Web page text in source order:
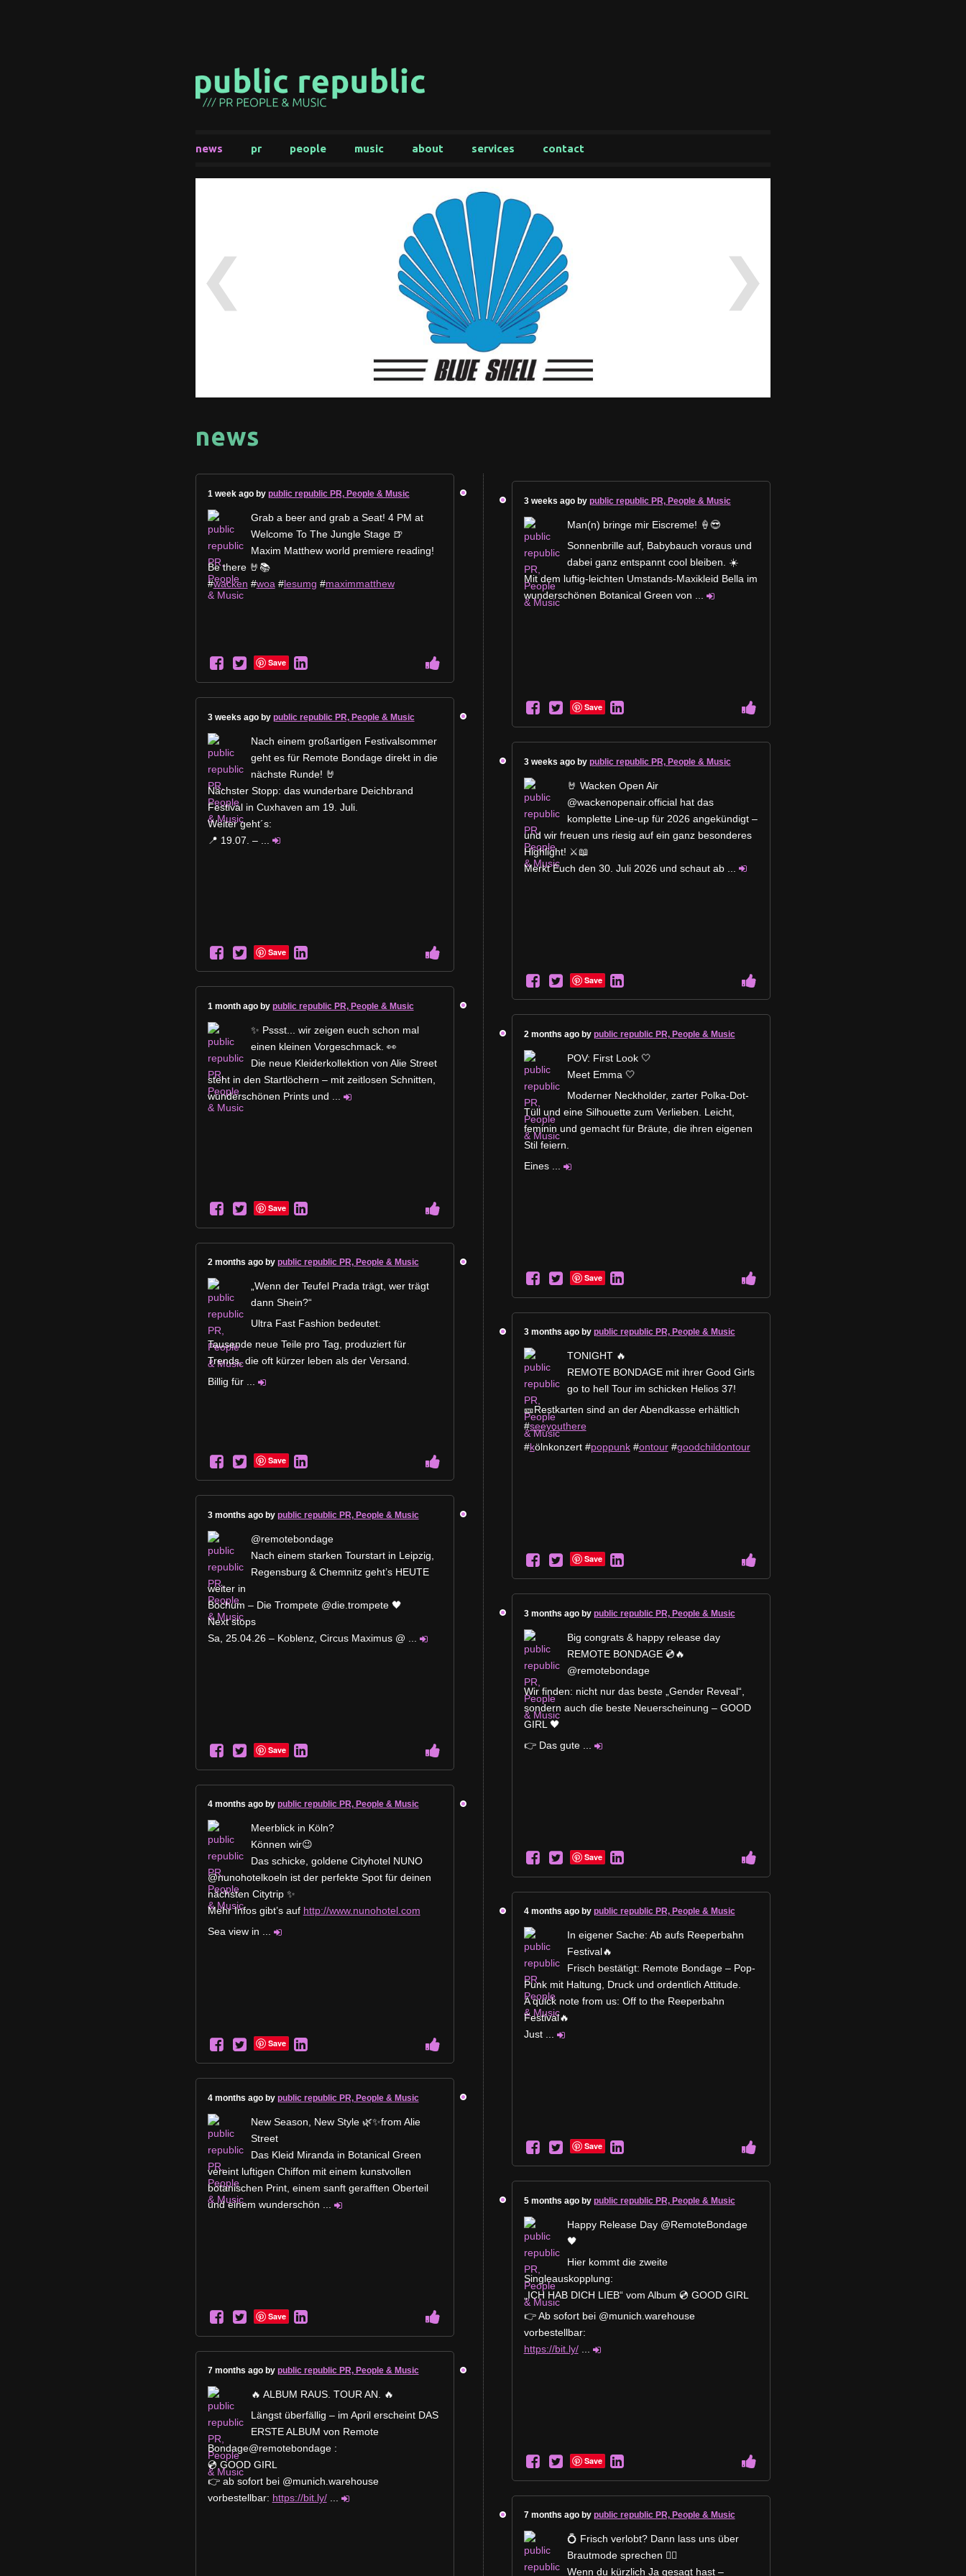
news pr people music about services contact
news
1 week ago by public republic PR, People & Music
Grab a beer and grab a Seat! 4 PM at
Welcome To The Jungle Stage 🍺
Maxim Matthew world premiere reading!
Be there 🤘📚
#wacken #woa #lesumg #maximmatthew
Save
3 weeks ago by public republic PR, People & Music
Man(n) bringe mir Eiscreme! 🍦😎
Sonnenbrille auf, Babybauch voraus und
dabei ganz entspannt cool bleiben. ☀️
Mit dem luftig-leichten Umstands-Maxikleid Bella im
wunderschönen Botanical Green von
Save
3 weeks ago by public republic PR, People & Music
Nach einem großartigen Festivalsommer
geht es für Remote Bondage direkt in die
nächste Runde! 🤘
Nächster Stopp: das wunderbare Deichbrand
Festival in Cuxhaven am 19. Juli.
Weiter geht´s:
📍 19.07. –...
Save
3 weeks ago by public republic PR, People & Music
🤘 Wacken Open Air
@wackenopenair.official hat das
komplette Line-up für 2026 angekündigt –
und wir freuen uns riesig auf ein ganz besonderes
Highlight! ⚔️📖
Merkt Euch den 30. Juli 2026 und schaut ab...
Save
1 month ago by public republic PR, People & Music
✨ Pssst... wir zeigen euch schon mal
einen kleinen Vorgeschmack. 👀
Die neue Kleiderkollektion von Alie Street
steht in den Startlöchern – mit zeitlosen Schnitten,
wunderschönen Prints und
Save
2 months ago by public republic PR, People & Music
POV: First Look 🤍
Meet Emma 🤍
Moderner Neckholder, zarter Polka-Dot-
Tüll und eine Silhouette zum Verlieben. Leicht,
feminin und gemacht für Bräute, die ihren eigenen
Stil feiern.
Eines...
Save
2 months ago by public republic PR, People & Music
„Wenn der Teufel Prada trägt, wer trägt
dann Shein?“
Ultra Fast Fashion bedeutet:
Tausende neue Teile pro Tag, produziert für
Trends, die oft kürzer leben als der Versand.
Billig für...
Save
3 months ago by public republic PR, People & Music
TONIGHT 🔥
REMOTE BONDAGE mit ihrer Good Girls
go to hell Tour im schicken Helios 37!
🎫Restkarten sind an der Abendkasse erhältlich
#seeyouthere
#kölnkonzert #poppunk#ontour#goodchildontour
Save
3 months ago by public republic PR, People & Music
@remotebondage
Nach einem starken Tourstart in Leipzig,
Regensburg & Chemnitz geht’s HEUTE
weiter in
Bochum – Die Trompete @die.trompete 🖤
Next stops
Sa, 25.04.26 – Koblenz, Circus Maximus @
Save
3 months ago by public republic PR, People & Music
Big congrats & happy release day
REMOTE BONDAGE 💿🔥
@remotebondage
Wir finden: nicht nur das beste „Gender Reveal“,
sondern auch die beste Neuerscheinung – GOOD
GIRL 🖤
👉 Das gute...
Save
4 months ago by public republic PR, People & Music
Meerblick in Köln?
Können wir😉
Das schicke, goldene Cityhotel NUNO
@nunohotelkoeln ist der perfekte Spot für deinen
nächsten Citytrip ✨
Mehr Infos gibt’s auf http://www.nunohotel.com
Sea view in ...
Save
4 months ago by public republic PR, People & Music
In eigener Sache: Ab aufs Reeperbahn
Festival🔥
Frisch bestätigt: Remote Bondage – Pop-
Punk mit Haltung, Druck und ordentlich Attitude.
A quick note from us: Off to the Reeperbahn
Festival🔥
Just...
Save
4 months ago by public republic PR, People & Music
New Season, New Style 🌿✨from Alie
Street
Das Kleid Miranda in Botanical Green
vereint luftigen Chiffon mit einem kunstvollen
botanischen Print, einem sanft gerafften Oberteil
und einem wunderschön
Save
5 months ago by public republic PR, People & Music
Happy Release Day @RemoteBondage
🖤
Hier kommt die zweite
Singleauskopplung:
„ICH HAB DICH LIEB“ vom Album 💿 GOOD GIRL
👉 Ab sofort bei @munich.warehouse
vorbestellbar:
https://bit.ly/...
Save
7 months ago by public republic PR, People & Music
🔥 ALBUM RAUS. TOUR AN. 🔥
Längst überfällig – im April erscheint DAS
ERSTE ALBUM von Remote
Bondage@remotebondage :
💿 GOOD GIRL
👉 ab sofort bei @munich.warehouse
vorbestellbar: https://bit.ly/...
7 months ago by public republic PR, People & Music
💍 Frisch verlobt? Dann lass uns über
Brautmode sprechen 👰‍♀️
Wenn du kürzlich Ja gesagt hast –